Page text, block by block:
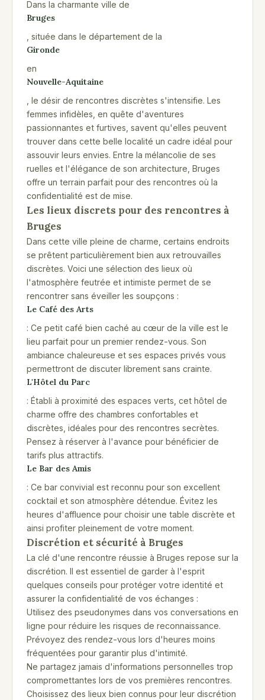
Dans la charmante ville de
Bruges
, située dans le département de la
Gironde
en
Nouvelle-Aquitaine
, le désir de rencontres discrètes s'intensifie. Les
femmes infidèles, en quête d'aventures
passionnantes et furtives, savent qu'elles peuvent
trouver dans cette belle localité un cadre idéal pour
assouvir leurs envies. Entre la mélancolie de ses
ruelles et l'élégance de son architecture, Bruges
offre un terrain parfait pour des rencontres où la
confidentialité est de mise.
Les lieux discrets pour des rencontres à
Bruges
Dans cette ville pleine de charme, certains endroits
se prêtent particulièrement bien aux retrouvailles
discrètes. Voici une sélection des lieux où
l'atmosphère feutrée et intimiste permet de se
rencontrer sans éveiller les soupçons :
Le Café des Arts
: Ce petit café bien caché au cœur de la ville est le
lieu parfait pour un premier rendez-vous. Son
ambiance chaleureuse et ses espaces privés vous
permettront de discuter librement sans crainte.
L'Hôtel du Parc
: Établi à proximité des espaces verts, cet hôtel de
charme offre des chambres confortables et
discrètes, idéales pour des rencontres secrètes.
Pensez à réserver à l'avance pour bénéficier de
tarifs plus attractifs.
Le Bar des Amis
: Ce bar convivial est reconnu pour son excellent
cocktail et son atmosphère détendue. Évitez les
heures d'affluence pour choisir une table discrète et
ainsi profiter pleinement de votre moment.
Discrétion et sécurité à Bruges
La clé d'une rencontre réussie à Bruges repose sur la
discrétion. Il est essentiel de garder à l'esprit
quelques conseils pour protéger votre identité et
assurer la confidentialité de vos échanges :
Utilisez des pseudonymes dans vos conversations en
ligne pour réduire les risques de reconnaissance.
Prévoyez des rendez-vous lors d'heures moins
fréquentées pour garantir plus d'intimité.
Ne partagez jamais d'informations personnelles trop
compromettantes lors de vos premières rencontres.
Choisissez des lieux bien connus pour leur discrétion